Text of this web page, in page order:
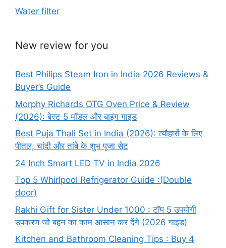
Water filter
New review for you
Best Philips Steam Iron in India 2026 Reviews &
Buyer’s Guide
Morphy Richards OTG Oven Price & Review
(2026): बेस्ट 5 मॉडल और बाइंग गाइड
Best Puja Thali Set in India (2026): त्यौहारों के लिए
पीतल, चांदी और तांबे के शुभ पूजा सेट
24 Inch Smart LED TV in India 2026
Top 5 Whirlpool Refrigerator Guide :(Double
door)
Rakhi Gift for Sister Under 1000 : टॉप 5 उपयोगी
उपकरण जो बहन का काम आसान कर देंगे (2026 गाइड)
Kitchen and Bathroom Cleaning Tips : Buy 4